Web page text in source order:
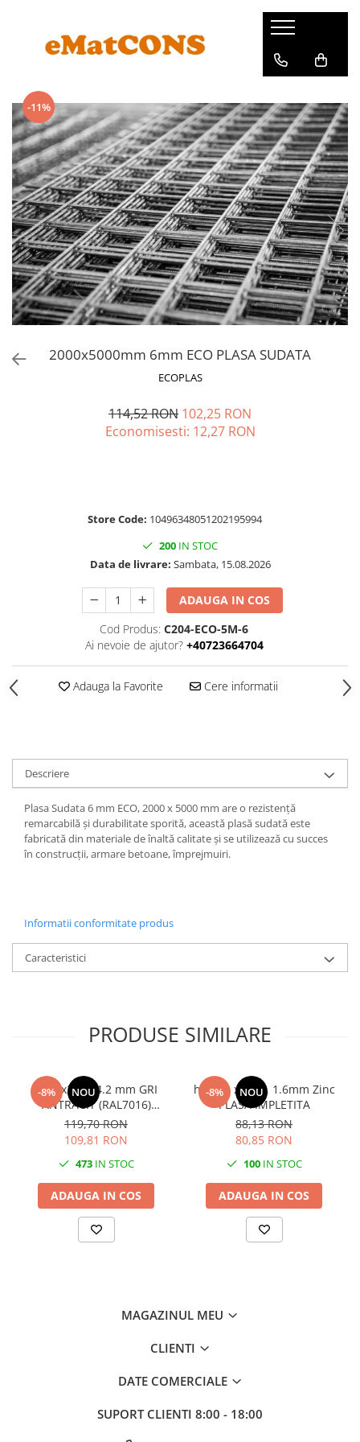
-11%
2000x5000mm 6mm ECO PLASA SUDATA
ECOPLAS
114,52 RON 102,25 RON
Economisesti: 12,27 RON
Store Code: 10496348051202195994
200 IN STOC
Data de livrare: Sambata, 15.08.2026
ADAUGA IN COS
Cod Produs: C204-ECO-5M-6
Ai nevoie de ajutor? +40723664704
Adauga la Favorite Cere informatii
Descriere
Plasa Sudata 6 mm ECO, 2000 x 5000 mm are o rezistență
remarcabilă și durabilitate sporită, această plasă sudată este
fabricată din materiale de înaltă calitate și se utilizează cu succes
în construcții, armare betoane, împrejmuiri.
Informatii conformitate produs
Caracteristici
PRODUSE SIMILARE
-8% NOU
1700x2500 4.2 mm GRI
ANTRACIT (RAL7016)
Plastifiat PANOU BORDURAT
119,70 RON
109,81 RON
473IN STOC
ADAUGA IN COS
-8% NOU
h 1.2m x 10m, 1.6mm Zinc
PLASA IMPLETITA
88,13 RON
80,85 RON
100IN STOC
ADAUGA IN COS
MAGAZINUL MEU
CLIENTI
DATE COMERCIALE
SUPORT CLIENTI 8:00 - 18:00